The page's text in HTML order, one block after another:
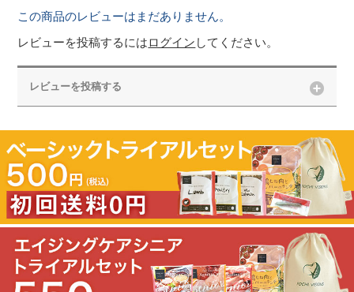
この商品のレビューはまだありません。
レビューを投稿するにはログイン してください。
レビューを投稿する